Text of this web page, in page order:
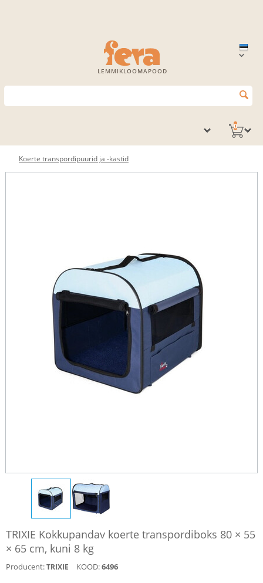
LEMMIKLOOMAPOOD
0
Koerte transpordipuurid ja -kastid
TRIXIE Kokkupandav koerte transpordiboks 80 × 55
× 65 cm, kuni 8 kg
Producent:TRIXIE KOOD:6496